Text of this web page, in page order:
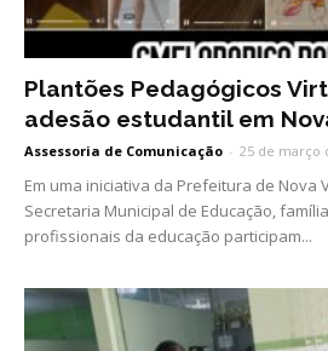
Plantões Pedagógicos
adesão estudantil em
Assessoria de Comunicação - 25 de março
Em uma iniciativa da Prefeitura de Nova
Secretaria Municipal de Educação,
profissionais da educação participam...